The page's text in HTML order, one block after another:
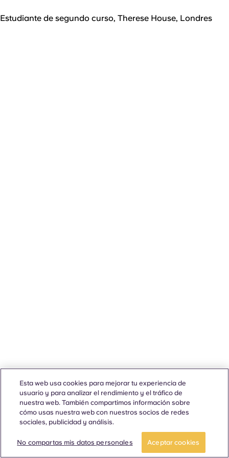
Estudiante de segundo curso, Therese House, Londres
Esta web usa cookies para mejorar tu experiencia de
usuario y para analizar el rendimiento y el tráfico de
nuestra web. También compartimos información sobre
cómo usas nuestra web con nuestros socios de redes
sociales, publicidad y análisis.
No compartas mis datos personales Aceptar cookies